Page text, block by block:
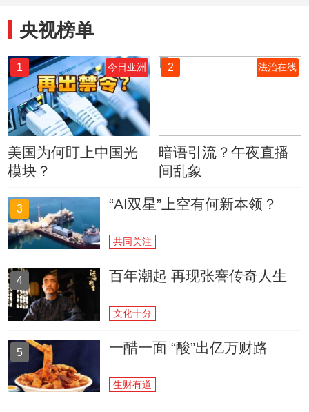
央视榜单
1 今日亚洲
美国为何盯上中国光
模块？
2 法治在线
暗语引流？午夜直播
间乱象
3 “AI双星”上空有何新本领？
共同关注
4 百年潮起 再现张謇传奇人生
文化十分
5 一醋一面 “酸”出亿万财路
生财有道